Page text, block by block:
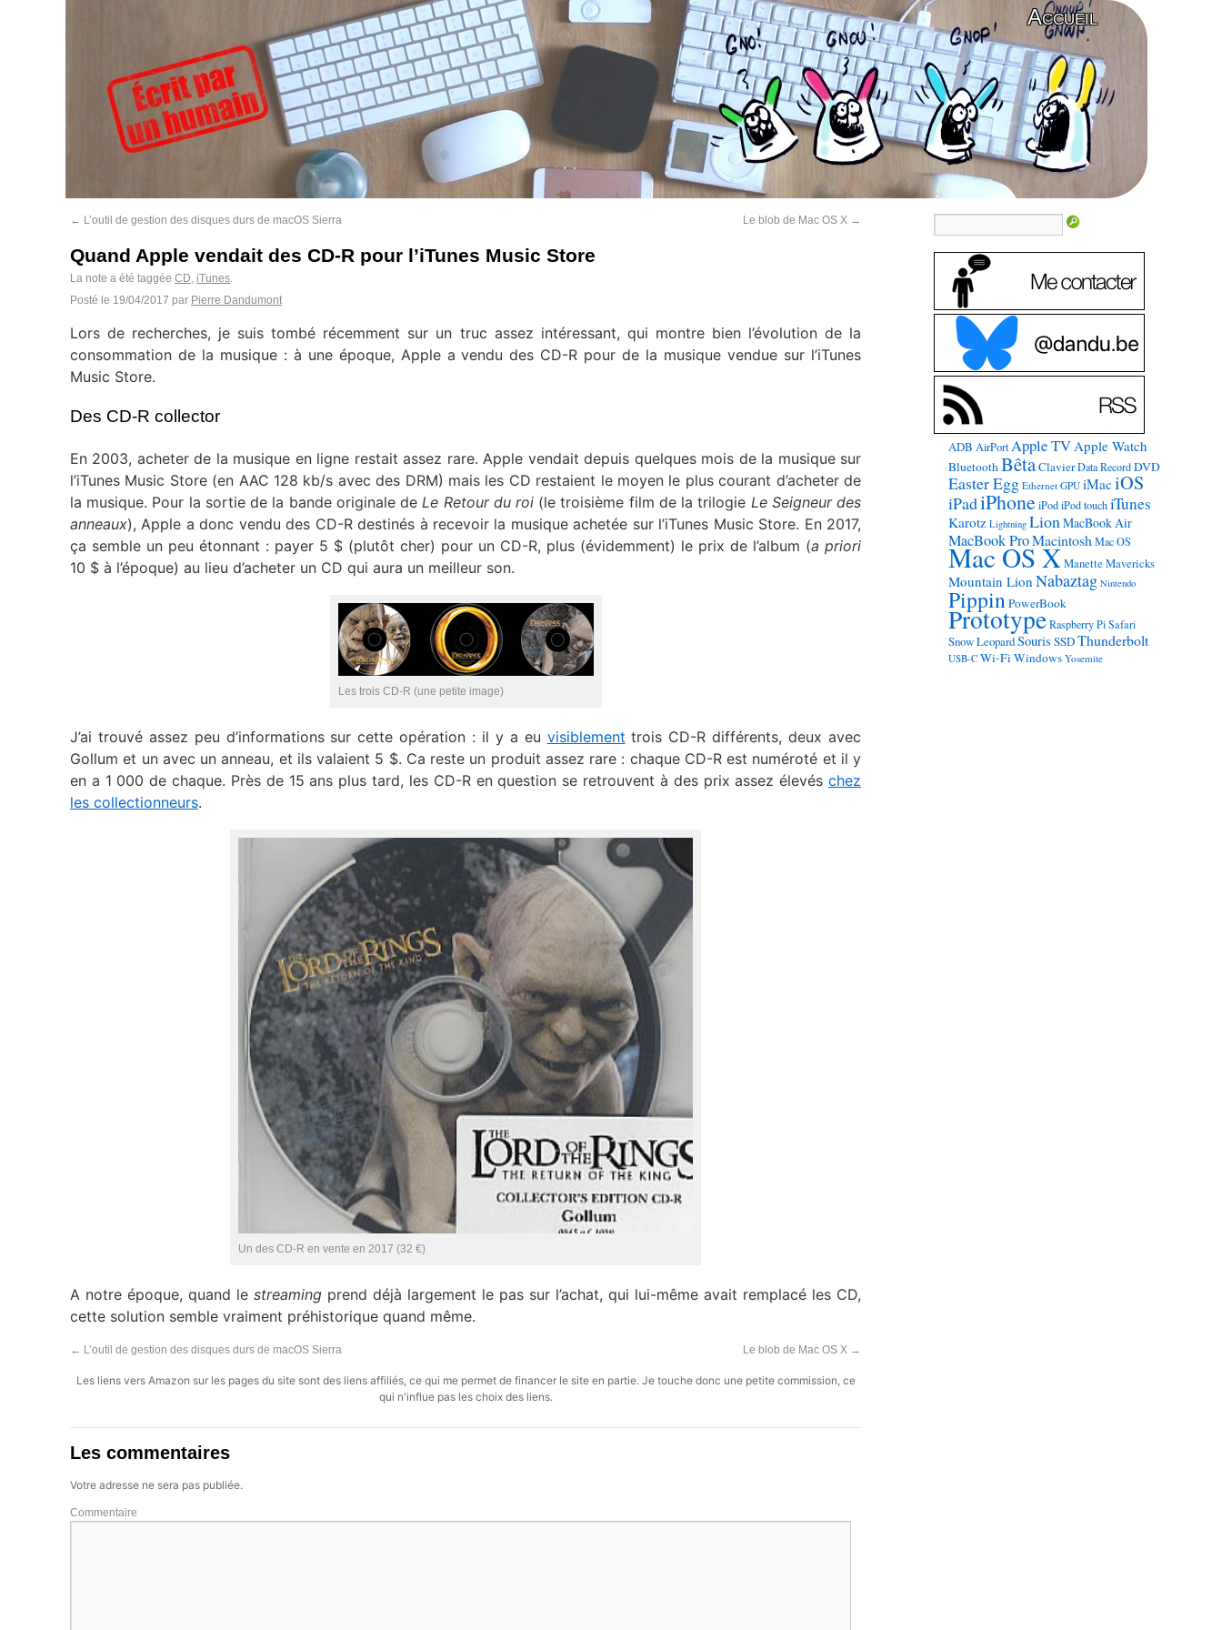
Accueil
← L’outil de gestion des disques durs de macOS Sierra Le blob de Mac OS X →
Quand Apple vendait des CD-R pour l’iTunes Music Store
La note a été taggée CD, iTunes.
Posté le 19/04/2017 par Pierre Dandumont
Lors de recherches, je suis tombé récemment sur un truc assez intéressant, qui montre bien l’évolution de la
consommation de la musique : à une époque, Apple a vendu des CD-R pour de la musique vendue sur l’iTunes
Music Store.
Des CD-R collector
En 2003, acheter de la musique en ligne restait assez rare. Apple vendait depuis quelques mois de la musique sur
l’iTunes Music Store (en AAC 128 kb/s avec des DRM) mais les CD restaient le moyen le plus courant d’acheter de
la musique. Pour la sortie de la bande originale deLe Retour du roi(le troisième film de la trilogie Le Seigneur des
anneaux), Apple a donc vendu des CD-R destinés à recevoir la musique achetée sur l’iTunes Music Store. En 2017,
ça semble un peu étonnant : payer 5 $ (plutôt cher) pour un CD-R, plus (évidemment) le prix de l’album (a priori
10 $ à l’époque) au lieu d’acheter un CD qui aura un meilleur son.
Les trois CD-R (une petite image)
J’ai trouvé assez peu d’informations sur cette opération : il y a eu visiblement trois CD-R différents, deux avec
Gollum et un avec un anneau, et ils valaient 5 $. Ca reste un produit assez rare : chaque CD-R est numéroté et il y
en a 1 000 de chaque. Près de 15 ans plus tard, les CD-R en question se retrouvent à des prix assez élevés chez
les collectionneurs.
Un des CD-R en vente en 2017 (32 €)
A notre époque, quand le streaming prend déjà largement le pas sur l’achat, qui lui-même avait remplacé les CD,
cette solution semble vraiment préhistorique quand même.
← L’outil de gestion des disques durs de macOS Sierra Le blob de Mac OS X →
Les liens vers Amazon sur les pages du site sont des liens affiliés, ce qui me permet de financer le site en partie. Je touche donc une petite commission, ce
qui n'influe pas les choix des liens.
Les commentaires
Votre adresse ne sera pas publiée.
Commentaire
ADB AirPort Apple TVApple Watch
BluetoothBêtaClavier Data Record DVD
Easter Egg Ethernet GPU iMaciOS
iPadiPhone iPod iPod touch iTunes
Karotz Lightning LionMacBook Air
MacBook ProMacintosh Mac OS
Mac OS X Manette Mavericks
Mountain Lion Nabaztag Nintendo
PippinPowerBook
Prototype Raspberry Pi Safari
Snow LeopardSouris SSDThunderbolt
USB-C Wi-FiWindows Yosemite